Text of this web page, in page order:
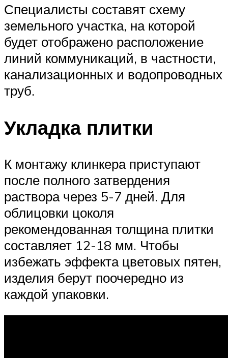
Специалисты составят схему
земельного участка, на которой
будет отображено расположение
линий коммуникаций, в частности,
канализационных и водопроводных
труб.
Укладка плитки
К монтажу клинкера приступают
после полного затвердения
раствора через 5-7 дней. Для
облицовки цоколя
рекомендованная толщина плитки
составляет 12-18 мм. Чтобы
избежать эффекта цветовых пятен,
изделия берут поочередно из
каждой упаковки.